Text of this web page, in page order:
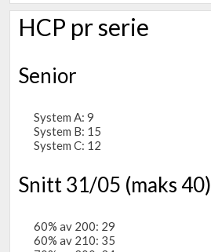
HCP pr serie
Senior
System A: 9
System B: 15
System C: 12
Snitt 31/05 (maks 40)
60% av 200: 29
60% av 210: 35